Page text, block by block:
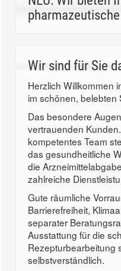
Wir sind für Sie
Herzlich Willkommen
im schönen, belebten
Das besondere
vertrauenden
kompetentes Team
das gesundheitliche
die
zahlreiche
Gute räumliche
Barrierefreiheit,
separater
Ausstattung für die
Rezepturbearbeitung
selbstverständlich.